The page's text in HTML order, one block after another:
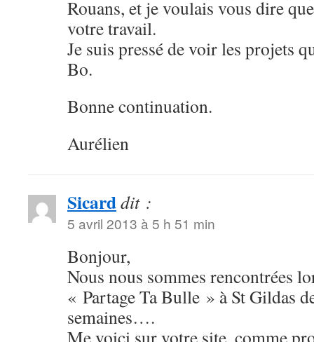
Rouans, et je voulais vous dire
votre travail.
Je suis pressé de voir les projets
Bo.
Bonne continuation.
Aurélien
Sicarddit :
5 avril 2013 à 5 h 51 min
Bonjour,
Nous nous sommes rencontrées
« Partage Ta Bulle » à St Gildas
semaines….
Me voici sur votre site, comme